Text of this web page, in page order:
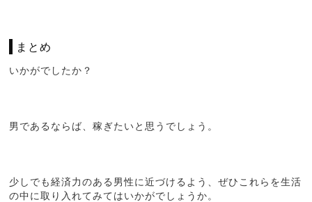
まとめ
いかがでしたか？
男であるならば、稼ぎたいと思うでしょう。
少しでも経済力のある男性に近づけるよう、ぜひこれらを生活
の中に取り入れてみてはいかがでしょうか。